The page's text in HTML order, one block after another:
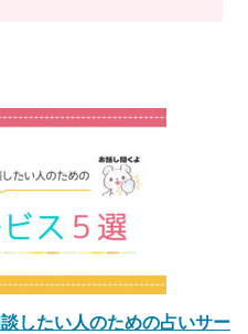
したい人のための占いサー